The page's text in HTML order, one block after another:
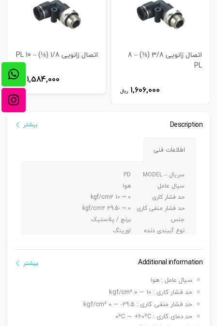
اتصال زانویی 3/8 (⅜) – 8
PL
1,606,000 ریال
اتصال زانویی 1/8 (⅛) – 10 PL
1,584,000 ریال
Description بیشتر
اطلاعات فنی
سریال – MODEL
PD
سیال عامل
هوا
حد فشار کاری
0 ~ 10 kgf/cm2
حد فشار منفی کاری
0 ~ -29.5 kgf/cm2
جنس
برنج / پلاستیک
نوع آببندی دنده
اورینگ
Additional information
سیال عامل : هوا
حد فشار کاری : 10 ∼ 0 kgf/cm²
حد فشار منفی کاری : 29.5- ∼ 0 kgf/cm²
حد دمای کاری : 0ºC ∼ +60ºC
بیشتر